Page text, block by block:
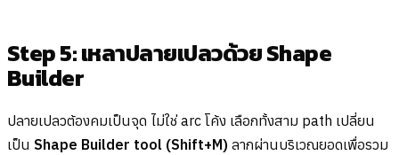
Step 5: เหลาปลายเปลวด้วย Shape
Builder
ปลายเปลวต้องคมเป็นจุด ไม่ใช่ arc โค้ง เลือกทั้งสาม path เปลี่ยน
เป็น Shape Builder tool (Shift+M) ลากผ่านบริเวณยอดเพื่อรวม